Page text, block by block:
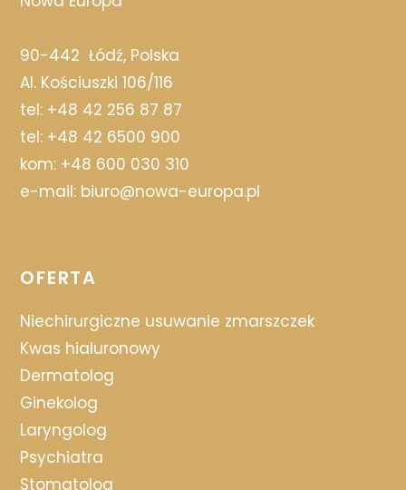
90-442 Łódź, Polska
Al. Kościuszki 106/116
tel: +48 42 256 87 87
tel: +48 42 6500 900
kom: +48 600 030 310
e-mail: biuro@nowa-europa.pl
OFERTA
Niechirurgiczne usuwanie zmarszczek
Kwas hialuronowy
Dermatolog
Ginekolog
Laryngolog
Psychiatra
Stomatolog